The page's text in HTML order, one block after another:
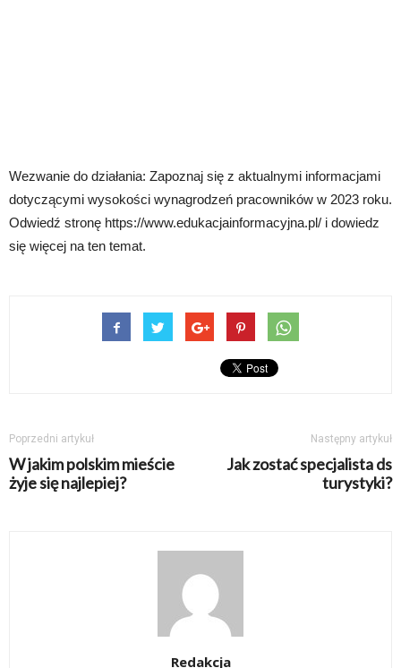
Wezwanie do działania: Zapoznaj się z aktualnymi informacjami
dotyczącymi wysokości wynagrodzeń pracowników w 2023 roku.
Odwiedź stronę https://www.edukacjainformacyjna.pl/ i dowiedz
się więcej na ten temat.
Poprzedni artykuł
W jakim polskim mieście
żyje się najlepiej?
Następny artykuł
Jak zostać specjalista ds
turystyki?
Redakcja